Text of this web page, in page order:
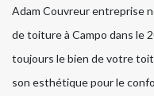
Adam Couvreur entreprise
de toiture à Campo dans le
toujours le bien de votre
son esthétique pour le